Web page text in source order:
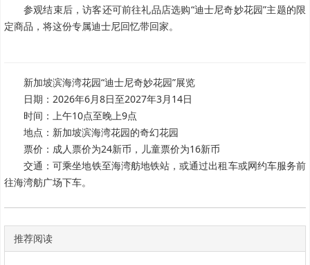
参观结束后，访客还可前往礼品店选购“迪士尼奇妙花园”主题的限
定商品，将这份专属迪士尼回忆带回家。
新加坡滨海湾花园“迪士尼奇妙花园”展览
日期：2026年6月8日至2027年3月14日
时间：上午10点至晚上9点
地点：新加坡滨海湾花园的奇幻花园
票价：成人票价为24新币，儿童票价为16新币
交通：可乘坐地铁至海湾舫地铁站，或通过出租车或网约车服务前
往海湾舫广场下车。
推荐阅读